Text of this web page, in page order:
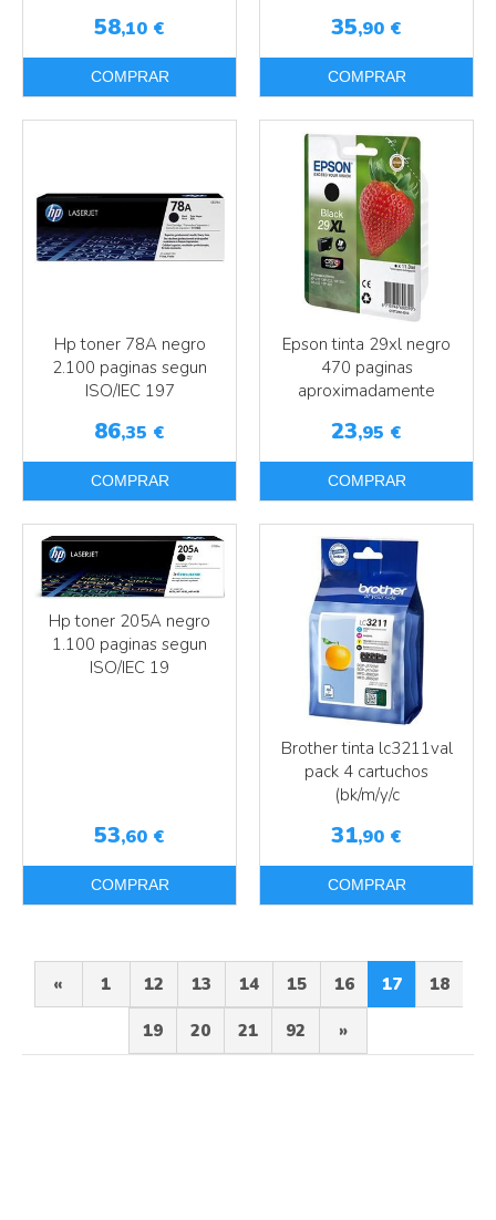
58,10 €
COMPRAR
35,90 €
COMPRAR
Hp toner 78A negro
2.100 paginas segun
ISO/IEC 197
86,35 €
COMPRAR
Epson tinta 29xl negro
470 paginas
aproximadamente
23,95 €
COMPRAR
Hp toner 205A negro
1.100 paginas segun
ISO/IEC 19
53,60 €
COMPRAR
Brother tinta lc3211val
pack 4 cartuchos
(bk/m/y/c
31,90 €
COMPRAR
« 1 12 13 14 15 16 17 18
19 20 21 92 »